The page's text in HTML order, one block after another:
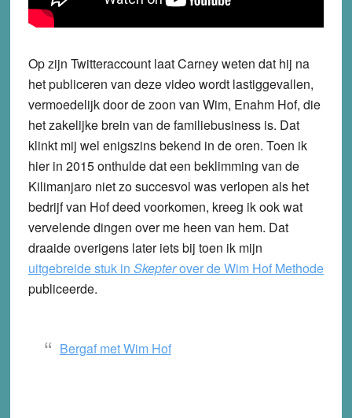
Op zijn Twitteraccount laat Carney weten dat hij na
het publiceren van deze video wordt lastiggevallen,
vermoedelijk door de zoon van Wim, Enahm Hof, die
het zakelijke brein van de familiebusiness is. Dat
klinkt mij wel enigszins bekend in de oren. Toen ik
hier in 2015 onthulde dat een beklimming van de
Kilimanjaro niet zo succesvol was verlopen als het
bedrijf van Hof deed voorkomen, kreeg ik ook wat
vervelende dingen over me heen van hem. Dat
draaide overigens later iets bij toen ik mijn
uitgebreide stuk in Skepterover de Wim Hof Methode
publiceerde.
Bergaf met Wim Hof